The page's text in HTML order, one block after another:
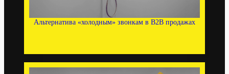
Альтернатива «холодным» звонкам в B2B продажах